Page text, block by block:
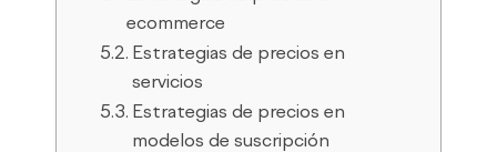
ecommerce
Estrategias de precios en
servicios
Estrategias de precios en
modelos de suscripción